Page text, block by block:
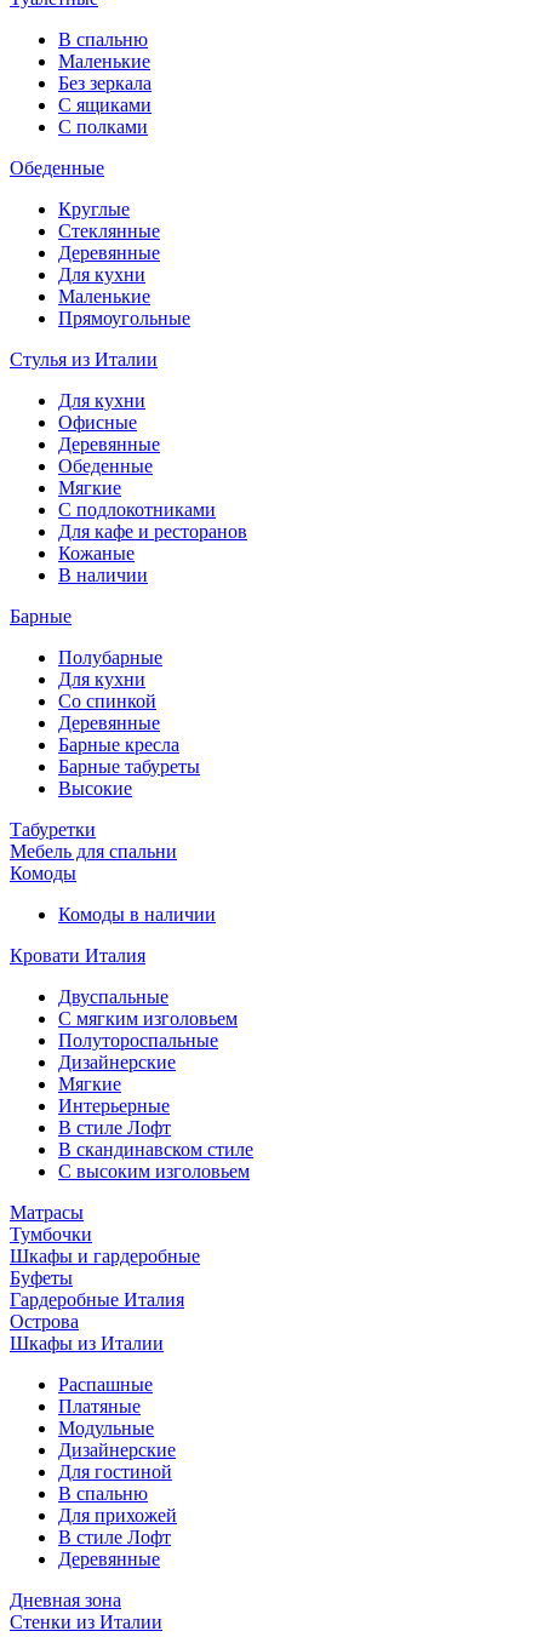
В спальню
Маленькие
Без зеркала
С ящиками
С полками
Обеденные
Круглые
Стеклянные
Деревянные
Для кухни
Маленькие
Прямоугольные
Стулья из Италии
Для кухни
Офисные
Деревянные
Обеденные
Мягкие
С подлокотниками
Для кафе и ресторанов
Кожаные
В наличии
Барные
Полубарные
Для кухни
Со спинкой
Деревянные
Барные кресла
Барные табуреты
Высокие
Табуретки
Мебель для спальни
Комоды
Комоды в наличии
Кровати Италия
Двуспальные
С мягким изголовьем
Полутороспальные
Дизайнерские
Мягкие
Интерьерные
В стиле Лофт
В скандинавском стиле
С высоким изголовьем
Матрасы
Тумбочки
Шкафы и гардеробные
Буфеты
Гардеробные Италия
Острова
Шкафы из Италии
Распашные
Платяные
Модульные
Дизайнерские
Для гостиной
В спальню
Для прихожей
В стиле Лофт
Деревянные
Дневная зона
Стенки из Италии